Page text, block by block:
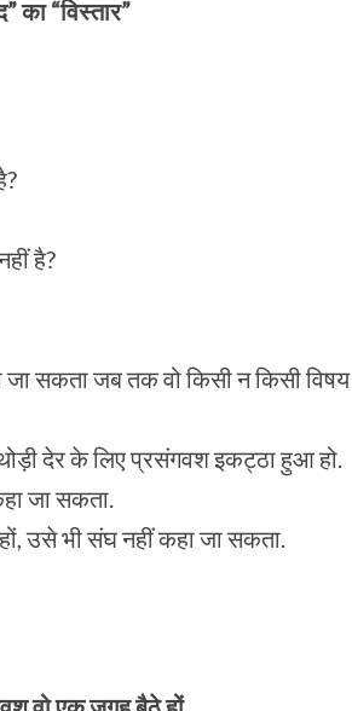
का “विस्तार”
है?
सकता जब तक वो किसी न किसी विषय
देर के लिए प्रसंगवश इकट्ठा हुआ हो.
जा सकता.
हों, उसे भी संघ नहीं कहा जा सकता.